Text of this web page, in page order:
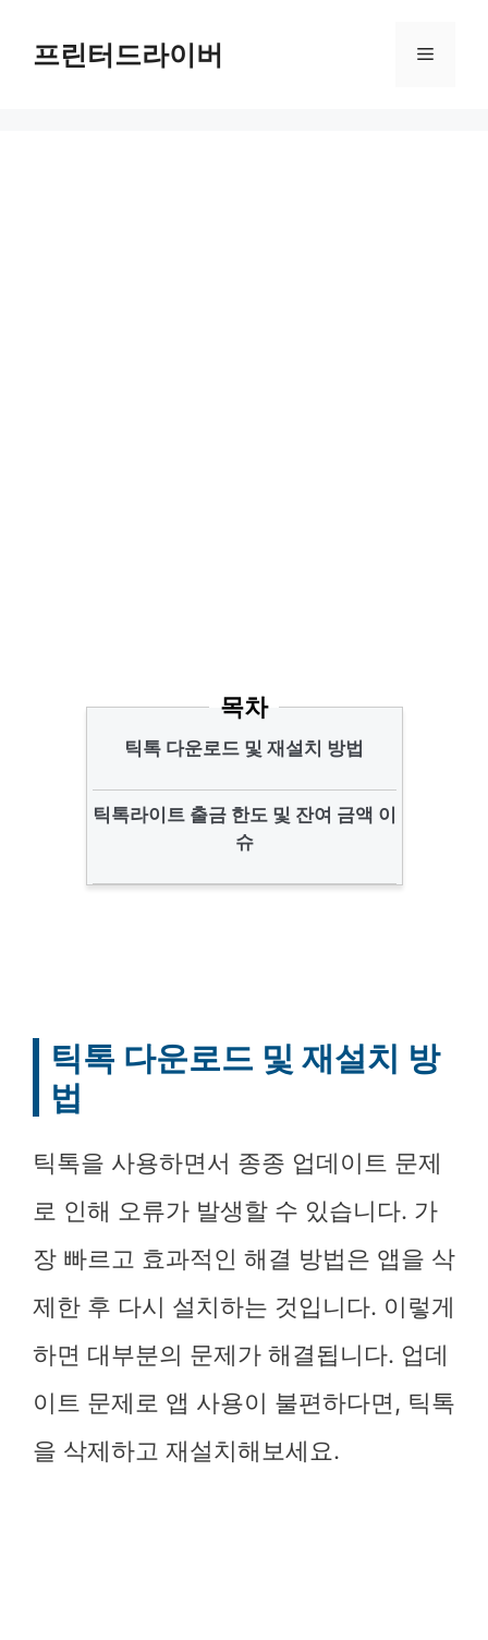
content프린터드라이버 Menu
목차
틱톡 다운로드 및 재설치 방법
틱톡라이트 출금 한도 및 잔여 금액 이
슈
틱톡 다운로드 및 재설치 방
법
틱톡을 사용하면서 종종 업데이트 문제
로 인해 오류가 발생할 수 있습니다. 가
장 빠르고 효과적인 해결 방법은 앱을 삭
제한 후 다시 설치하는 것입니다. 이렇게
하면 대부분의 문제가 해결됩니다. 업데
이트 문제로 앱 사용이 불편하다면, 틱톡
을 삭제하고 재설치해보세요.